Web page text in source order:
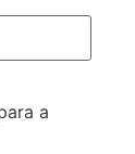
a